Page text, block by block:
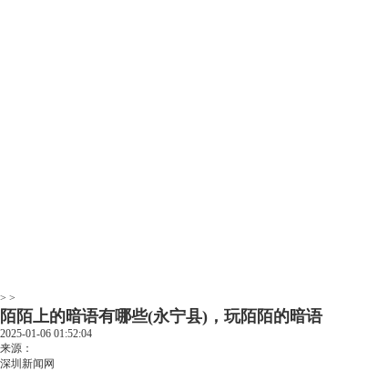
> >
陌陌上的暗语有哪些(永宁县)，玩陌陌的暗语
2025-01-06 01:52:04
来源：
深圳新闻网